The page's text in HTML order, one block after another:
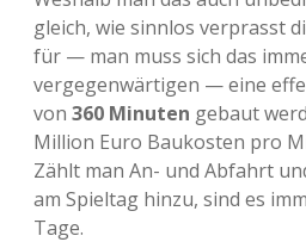
gleich, wie sinnlos verprasst
für — man muss sich das
vergegenwärtigen — eine
von 360 Minuten gebaut
Million Euro Baukosten pro
Zählt man An- und Abfahrt
am Spieltag hinzu, sind es
Tage.